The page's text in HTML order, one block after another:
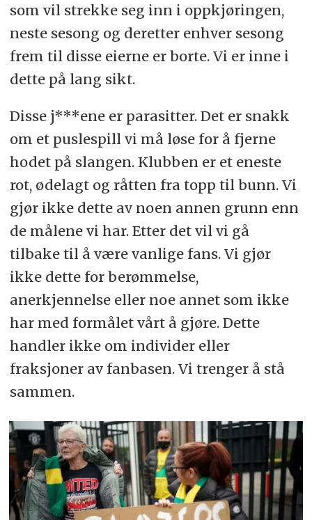
som vil strekke seg inn i oppkjøringen,
neste sesong og deretter enhver sesong
frem til disse eierne er borte. Vi er inne i
dette på lang sikt.
Disse j***ene er parasitter. Det er snakk
om et puslespill vi må løse for å fjerne
hodet på slangen. Klubben er et eneste
rot, ødelagt og råtten fra topp til bunn. Vi
gjør ikke dette av noen annen grunn enn
de målene vi har. Etter det vil vi gå
tilbake til å være vanlige fans. Vi gjør
ikke dette for berømmelse,
anerkjennelse eller noe annet som ikke
har med formålet vårt å gjøre. Dette
handler ikke om individer eller
fraksjoner av fanbasen. Vi trenger å stå
sammen.